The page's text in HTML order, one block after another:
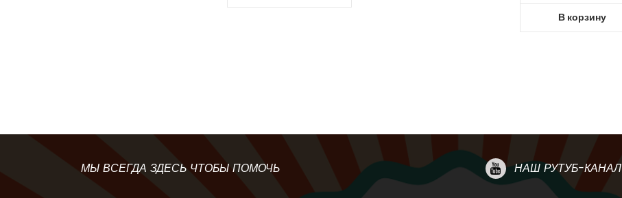
В корзину
МЫ ВСЕГДА ЗДЕСЬ ЧТОБЫ ПОМОЧЬ НАШ РУТУБ-КАНАЛ